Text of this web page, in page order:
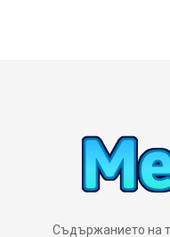
Съдържанието на